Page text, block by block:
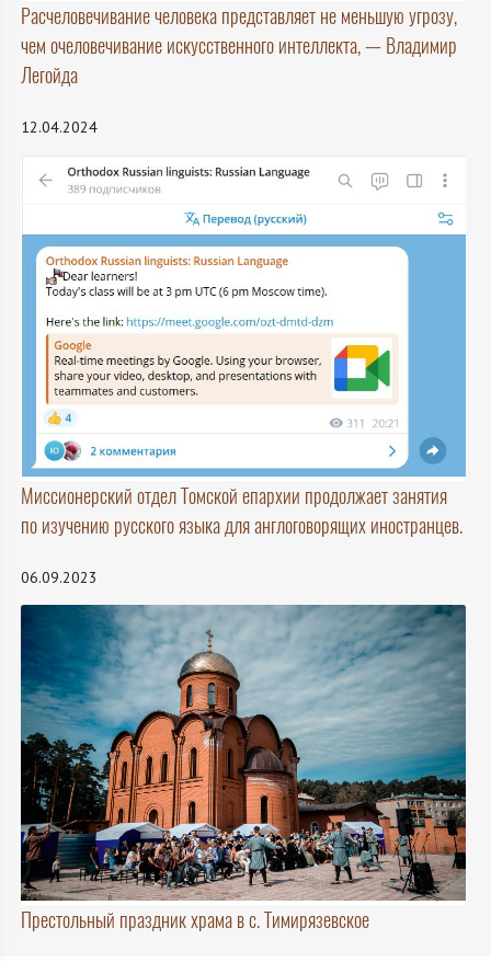
Расчеловечивание человека представляет не меньшую угрозу,
чем очеловечивание искусственного интеллекта, — Владимир
Легойда
12.04.2024
Миссионерский отдел Томской епархии продолжает занятия
по изучению русского языка для англоговорящих иностранцев.
06.09.2023
Престольный праздник храма в с. Тимирязевское